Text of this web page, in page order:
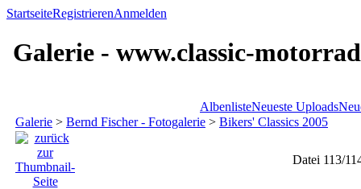
StartseiteRegistrierenAnmelden
Galerie - www.classic-
AlbenlisteNeueste Uploads
Galerie > Bernd Fischer - Fotogalerie > Bikers' Classics 2005
Datei 113/